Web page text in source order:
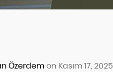
Özerdemon Kasım 17, 2025